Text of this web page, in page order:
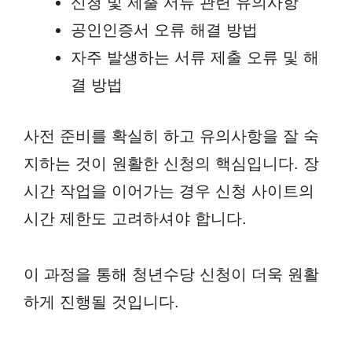
공인인증서 오류 해결 방법
자주 발생하는 서류 제출 오류 및 해
결 방법
사전 준비를 확실히 하고 유의사항을 잘 숙
지하는 것이 원활한 신청의 핵심입니다. 장
시간 작업을 이어가는 경우 신청 사이트의
시간 제한도 고려하셔야 합니다.
이 과정을 통해 청년수당 신청이 더욱 원활
하게 진행될 것입니다.